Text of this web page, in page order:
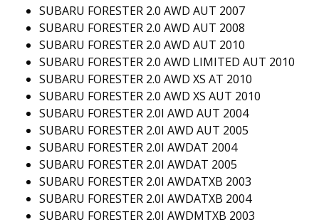
SUBARU FORESTER 2.0 AWD AUT 2007
SUBARU FORESTER 2.0 AWD AUT 2008
SUBARU FORESTER 2.0 AWD AUT 2010
SUBARU FORESTER 2.0 AWD LIMITED AUT 2010
SUBARU FORESTER 2.0 AWD XS AT 2010
SUBARU FORESTER 2.0 AWD XS AUT 2010
SUBARU FORESTER 2.0I AWD AUT 2004
SUBARU FORESTER 2.0I AWD AUT 2005
SUBARU FORESTER 2.0I AWDAT 2004
SUBARU FORESTER 2.0I AWDAT 2005
SUBARU FORESTER 2.0I AWDATXB 2003
SUBARU FORESTER 2.0I AWDATXB 2004
SUBARU FORESTER 2.0I AWDMTXB 2003